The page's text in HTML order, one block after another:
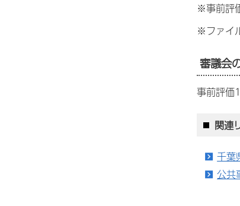
※事前評
※ファイ
審議会
事前評価
関連
千葉
公共